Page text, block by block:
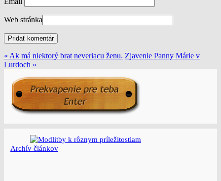
Web stránka
« Ak má niektorý brat neveriacu ženu. Zjavenie Panny Márie v
Lurdoch »
Archí­v článkov